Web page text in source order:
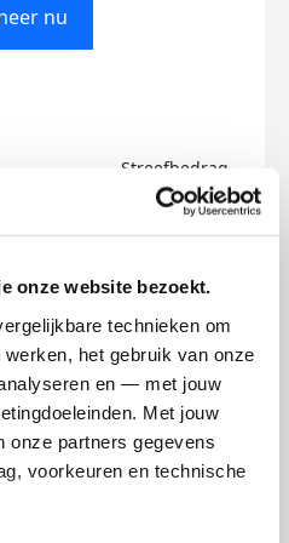
onze website bezoekt.
technieken om
het gebruik van onze
en — met jouw
Met jouw
onze partners gegevens
voorkeuren en technische
nu
Streefbedrag
€500
badges